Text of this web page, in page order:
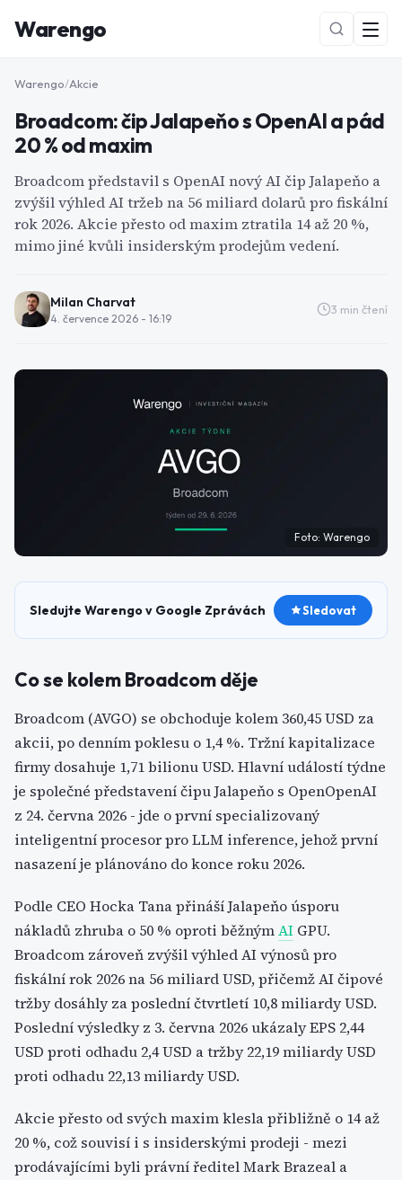
Warengo
NOVÉ
Warengo/Akcie
Broadcom: čip Jalapeňo s OpenAI a pád
20 % od maxim
Broadcom představil s OpenAI nový AI čip Jalapeňo a
zvýšil výhled AI tržeb na 56 miliard dolarů pro fiskální
rok 2026. Akcie přesto od maxim ztratila 14 až 20 %,
mimo jiné kvůli insiderským prodejům vedení.
Milan Charvat
4. července 2026 - 16:19
3 min čtení
Foto: Warengo
Sledujte Warengo v Google Zprávách Sledovat
Co se kolem Broadcom děje
Broadcom (AVGO) se obchoduje kolem 360,45 USD za
akcii, po denním poklesu o 1,4 %. Tržní kapitalizace
firmy dosahuje 1,71 bilionu USD. Hlavní událostí týdne
je společné představení čipu Jalapeňo s OpenOpenAI
z 24. června 2026 - jde o první specializovaný
inteligentní procesor pro LLM inference, jehož první
nasazení je plánováno do konce roku 2026.
Podle CEO Hocka Tana přináší Jalapeňo úsporu
nákladů zhruba o 50 % oproti běžnýmAI GPU.
Broadcom zároveň zvýšil výhled AI výnosů pro
fiskální rok 2026 na 56 miliard USD, přičemž AI čipové
tržby dosáhly za poslední čtvrtletí 10,8 miliardy USD.
Poslední výsledky z 3. června 2026 ukázaly EPS 2,44
USD proti odhadu 2,4 USD a tržby 22,19 miliardy USD
proti odhadu 22,13 miliardy USD.
Akcie přesto od svých maxim klesla přibližně o 14 až
20 %, což souvisí i s insiderskými prodeji - mezi
prodávajícími byli právní ředitel Mark Brazeal a